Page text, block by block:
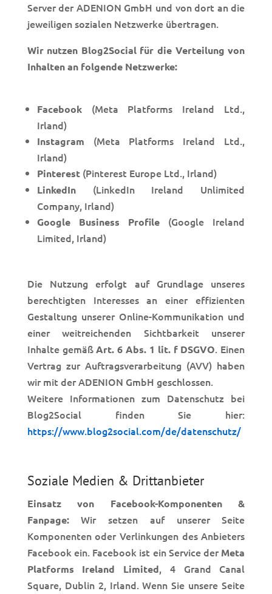
Server der ADENION GmbH und von dort an die
jeweiligen sozialen Netzwerke übertragen.
Wir nutzen Blog2Social für die Verteilung von
Inhalten an folgende Netzwerke:
Facebook(Meta Platforms Ireland Ltd.,
Irland)
Instagram (Meta Platforms Ireland Ltd.,
Irland)
Pinterest(Pinterest Europe Ltd., Irland)
LinkedIn(LinkedIn Ireland Unlimited
Company, Irland)
Google Business Profile (Google Ireland
Limited, Irland)
Die Nutzung erfolgt auf Grundlage unseres
berechtigten Interesses an einer effizienten
Gestaltung unserer Online-Kommunikation und
einer weitreichenden Sichtbarkeit unserer
Inhalte gemäßArt. 6 Abs. 1 lit. f DSGVO. Einen
Vertrag zur Auftragsverarbeitung (AVV) haben
wir mit der ADENION GmbH geschlossen.
Weitere Informationen zum Datenschutz bei
Blog2Social finden Sie hier:
https://www.blog2social.com/de/datenschutz/
Soziale Medien & Drittanbieter
Einsatz von Facebook-Komponenten &
Fanpage:Wir setzen auf unserer Seite
Komponenten oder Verlinkungen des Anbieters
Facebook ein. Facebook ist ein Service derMeta
Platforms Ireland Limited, 4 Grand Canal
Square, Dublin 2, Irland. Wenn Sie unsere Seite